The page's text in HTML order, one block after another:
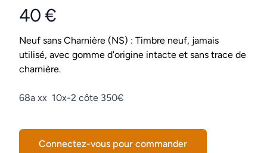
Product information
40 €
Conditions
Neuf sans Charnière (NS) : Timbre neuf, jamais
utilisé, avec gomme d'origine intacte et sans trace de
charnière.
Description
68a xx 10x-2 côte 350€
Connectez-vous pour commander